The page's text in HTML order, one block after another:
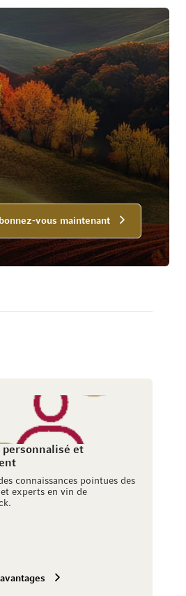
vous maintenant
personnalisé et
connaissances pointues des
experts en vin de